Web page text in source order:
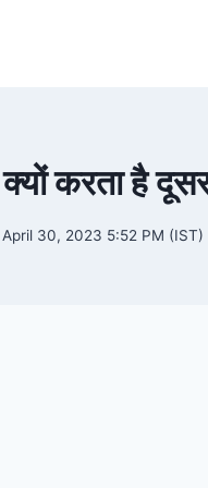
करता है
April 30, 2023 5:52 PM (IST)